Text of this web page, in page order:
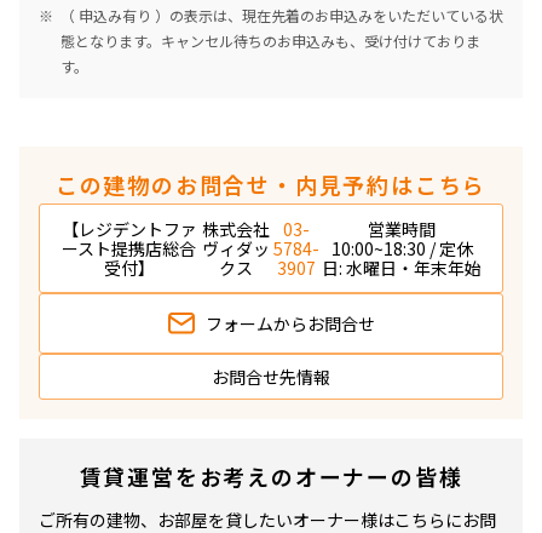
（ 申込み有り ）の表示は、現在先着のお申込みをいただいている状
態となります。キャンセル待ちのお申込みも、受け付けておりま
す。
この建物のお問合せ・内見予約はこちら
【レジデントファ
ースト提携店総合
受付】
株式会社
ヴィダッ
クス
03-
5784-
3907
営業時間
10:00~18:30 / 定休
日: 水曜日・年末年始
フォームから お問合せ
お問合せ先情報
賃貸運営をお考えのオーナーの皆様
ご所有の建物、お部屋を貸したいオーナー様はこちらにお問